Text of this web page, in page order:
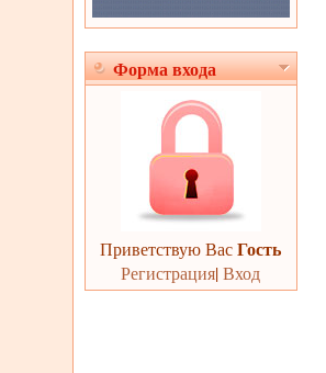
Форма входа
Приветствую ВасГость
Регистрация|Вход